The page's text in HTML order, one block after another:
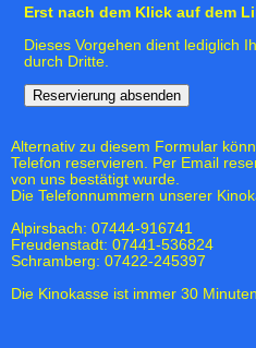
Erst nach dem Klick auf dem
Dieses Vorgehen dient lediglich
durch Dritte.
Alternativ zu diesem Formular
Telefon reservieren. Per Email
von uns bestätigt wurde.
Die Telefonnummern unserer
Alpirsbach: 07444-916741
Freudenstadt: 07441-536824
Schramberg: 07422-245397
Die Kinokasse ist immer 30